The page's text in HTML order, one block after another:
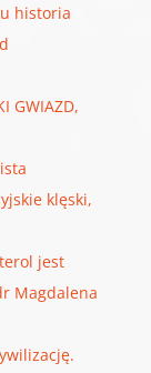
historia
GWIAZD,
klęski,
jest
Magdalena